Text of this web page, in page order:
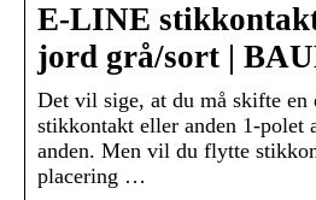
E-LINE
jord grå/sort |
Det vil sige, at du må skifte en
stikkontakt eller anden 1-polet
anden. Men vil du flytte
placering …